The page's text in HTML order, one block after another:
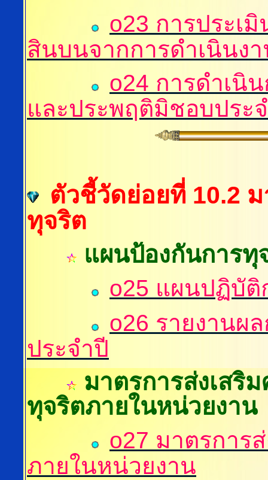
o23 การประเ
สินบนจากการดำเนินง
o24 การดำเนิ
และประพฤติมิชอบประ
ตัวชี้วัดย่อยที่ 10.2
ทุจริต
แผนป้องกันการทุ
o25 แผนปฏิบัติ
o26 รายงานผ
ประจำปี
มาตรการส่งเสริ
ทุจริตภายในหน่วยงาน
o27 มาตรการ
ภายในหน่วยงาน